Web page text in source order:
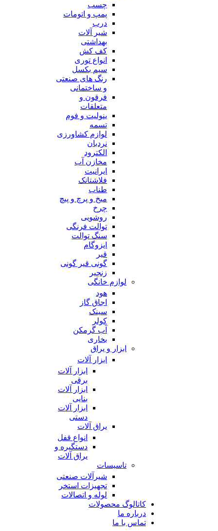
چسب
پمپ و اتومات
درب
شیر آلات
بهداشتی
کف کش
انواع توری
سیم بکسل
رنگ های صنعتی
و ساختمانی
فرقون و
متعلقات
ینولیت و فوم
تسمه
لوازم کشاورزی
نردبان
الکترود
مخازن آب
ایرانیت
فلاشتانک
طناب
میخ و پرچ و پیچ
چرخ
روشویی
توالت فرنگی
سنگ توالت
ایزوگام
قیر
گونی قیر گونی
زنجیر
لوازم خانگی
هود
اجاق گاز
سینک
کولر
آب گرمکن
بخاری
ابزار و یراق
ابزار آلات
ابزار آلات
برقی
ابزار آلات
بنایی
ابزار آلات
دستی
یراق آلات
انواع قفل
دستگیره و
یراق آلات
تاسیسات
شیرآلات صنعتی
تجهیزات استخر
لوله و اتصالات
کاتالوگ محصولات
درباره ما
تماس با ما